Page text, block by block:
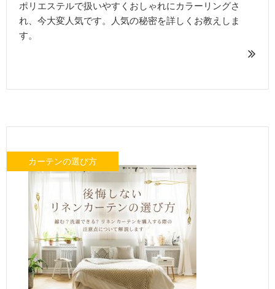
ポリエステルで扱いやすくおしゃれにカラーリングさ
れ、今大変人気です。人気の秘密を詳しくお教えしま
す。
カーテンの選び方